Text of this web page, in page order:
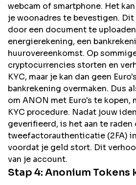
webcam of smartphone. Het
je woonadres te bevestigen.
door een document te
energierekening, een
huurovereenkomst. Op
cryptocurrencies storten en
KYC, maar je kan dan geen
bankrekening overmaken. Dus
om ANON met Euro's te kopen,
KYC procedure. Nadat jouw
geverifieerd, is het aan te raden
tweefactorauthenticatie (2FA)
voordat je geld stort. Dit
van je account.
Stap 4: Anonium Tokens